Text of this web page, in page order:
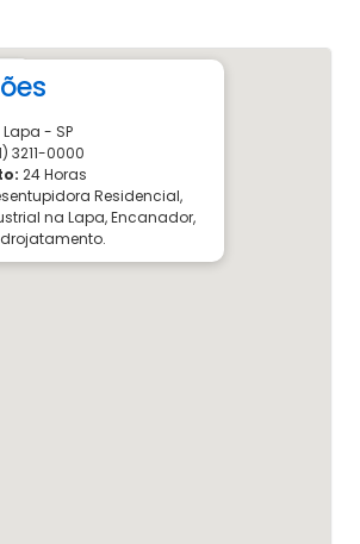
Lapa - SP
3211-0000
24 Horas
Residencial,
na Lapa, Encanador,